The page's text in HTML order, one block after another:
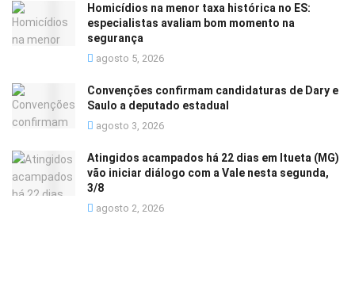
Homicídios na menor taxa histórica no ES:
especialistas avaliam bom momento na
segurança
agosto 5, 2026
Convenções confirmam candidaturas de Dary e
Saulo a deputado estadual
agosto 3, 2026
Atingidos acampados há 22 dias em Itueta (MG)
vão iniciar diálogo com a Vale nesta segunda,
3/8
agosto 2, 2026